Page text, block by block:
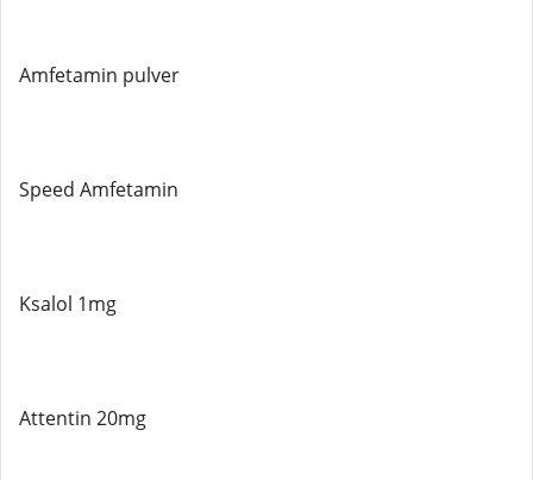
Amfetamin pulver
Speed ​​Amfetamin
Ksalol 1mg
Attentin 20mg